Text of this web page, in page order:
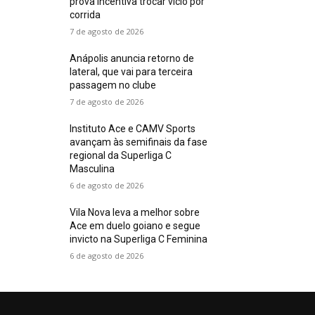
corrida
7 de agosto de 2026
Anápolis anuncia retorno de
lateral, que vai para terceira
passagem no clube
7 de agosto de 2026
Instituto Ace e CAMV Sports
avançam às semifinais da fase
regional da Superliga C
Masculina
6 de agosto de 2026
Vila Nova leva a melhor sobre
Ace em duelo goiano e segue
invicto na Superliga C Feminina
6 de agosto de 2026